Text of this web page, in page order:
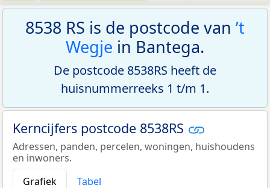
8538 RS is de postcode van ’t
Wegje in Bantega.
De postcode 8538RS heeft de
huisnummerreeks 1 t/m 1.
Kerncijfers postcode 8538RS
Adressen, panden, percelen, woningen, huishoudens
en inwoners.
Grafiek
Tabel